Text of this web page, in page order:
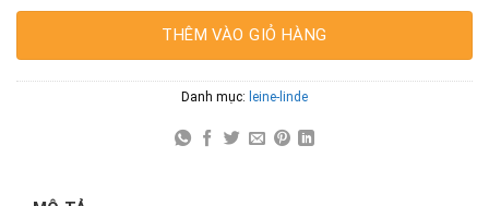
THÊM VÀO GIỎ HÀNG
Danh mục: leine-linde